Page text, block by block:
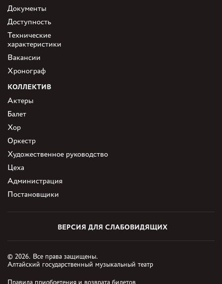
Документы
Доступность
Технические
характеристики
Вакансии
Хронограф
КОЛЛЕКТИВ
Актеры
Балет
Хор
Оркестр
Художественное руководство
Цеха
Администрация
Постановщики
ВЕРСИЯ ДЛЯ СЛАБОВИДЯЩИХ
© 2026. Все права защищены.
Алтайский государственный музыкальный театр
Правила приобретения и возврата билетов